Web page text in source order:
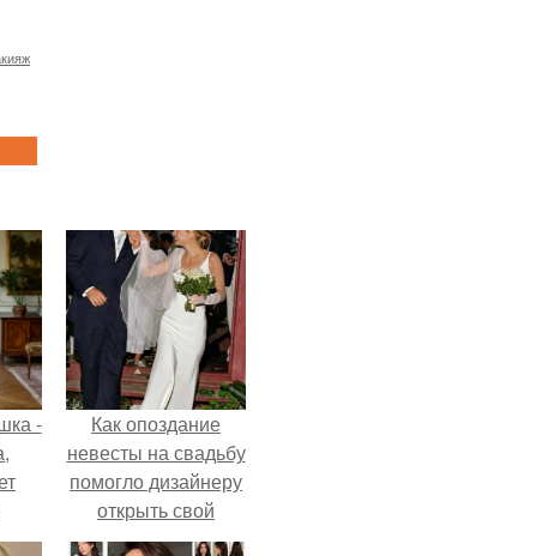
-
и
Как опоздание
невесты на свадьбу
помогло дизайнеру
открыть свой
бренд.